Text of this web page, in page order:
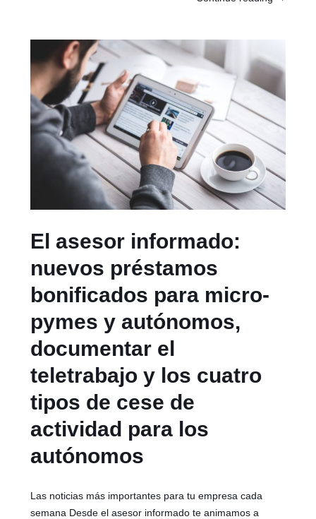
El asesor informado:
nuevos préstamos
bonificados para micro-
pymes y autónomos,
documentar el
teletrabajo y los cuatro
tipos de cese de
actividad para los
autónomos
Las noticias más importantes para tu empresa cada
semana Desde el asesor informado te animamos a